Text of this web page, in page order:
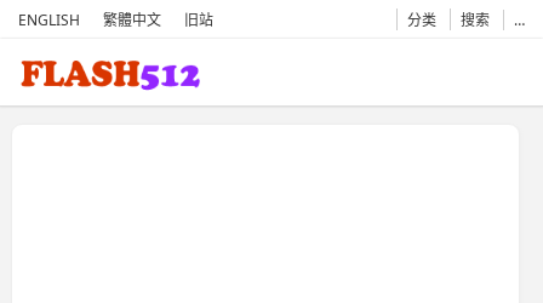
ENGLISH 繁體中文 旧站 分类 搜索 …